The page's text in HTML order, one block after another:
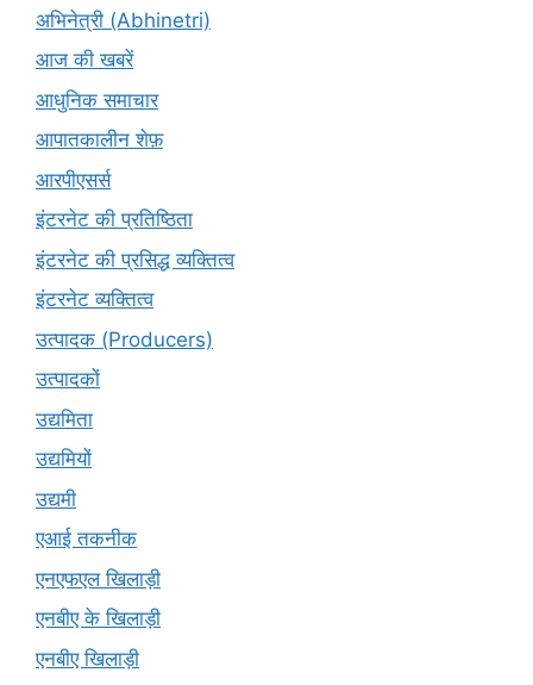
अभिनेत्री (Abhinetri)
आज की खबरें
आधुनिक समाचार
आपातकालीन शेफ़
आरपीएसर्स
इंटरनेट की प्रतिष्ठिता
इंटरनेट की प्रसिद्ध व्यक्तित्व
इंटरनेट व्यक्तित्व
उत्पादक (Producers)
उत्पादकों
उद्यमिता
उद्यमियों
उद्यमी
एआई तकनीक
एनएफएल खिलाड़ी
एनबीए के खिलाड़ी
एनबीए खिलाड़ी